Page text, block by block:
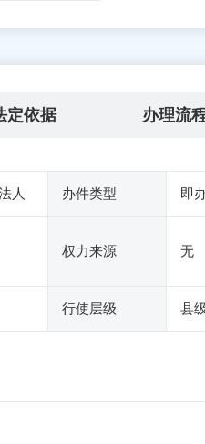
定依据 办理流
人 办件类型 即
权力来源 无
行使层级 县